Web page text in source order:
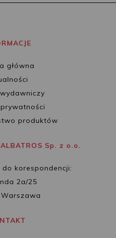
główna
produktów
Sp. z o.o.
korespondencji:
2a/25